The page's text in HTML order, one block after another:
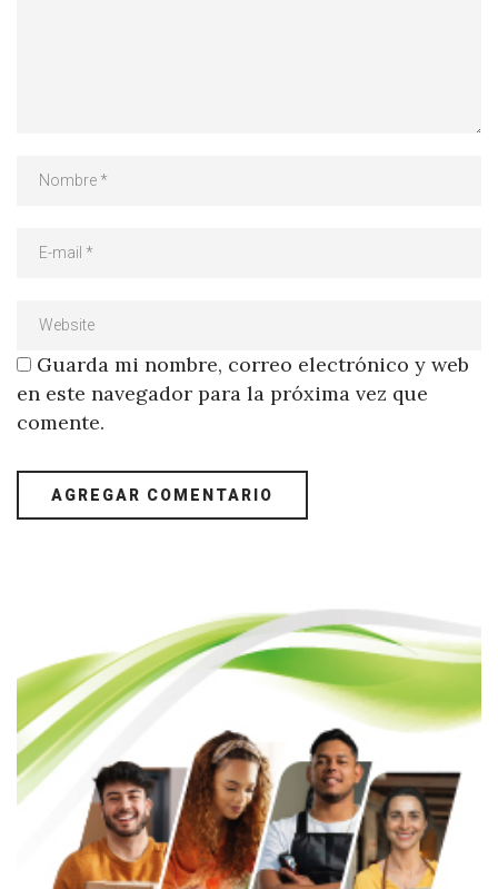
Guarda mi nombre, correo electrónico y web
en este navegador para la próxima vez que
comente.